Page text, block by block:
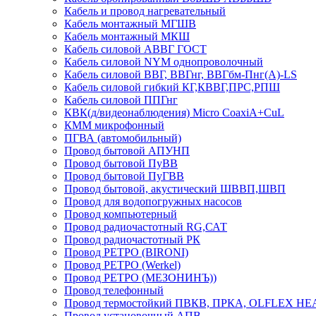
Кабель и провод нагревательный
Кабель монтажный МГШВ
Кабель монтажный МКШ
Кабель силовой АВВГ ГОСТ
Кабель силовой NYM однопроволочный
Кабель силовой ВВГ, ВВГнг, ВВГбм-Пнг(А)-LS
Кабель силовой гибкий КГ,КВВГ,ПРС,РПШ
Кабель силовой ППГнг
КВК(д/видеонаблюдения) Micro CoaxiA+CuL
КММ микрофонный
ПГВА (автомобильный)
Провод бытовой АПУНП
Провод бытовой ПуВВ
Провод бытовой ПуГВВ
Провод бытовой, акустический ШВВП,ШВП
Провод для водопогружных насосов
Провод компьютерный
Провод радиочастотный RG,САТ
Провод радиочастотный РК
Провод РЕТРО (BIRONI)
Провод РЕТРО (Werkel)
Провод РЕТРО (МЕЗОНИНЪ))
Провод телефонный
Провод термостойкий ПВКВ, ПРКА, OLFLEX